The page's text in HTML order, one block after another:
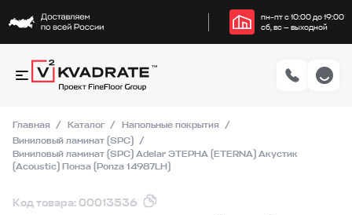
пн–пт с 10:00 до 19:00
сб, вс — выходной
Главная Каталог
Напольные покрытия
Виниловый ламинат (SPC)
Виниловый ламинат (SPC) Adelar ЭТЕРНА (ETERNA) Акустик
(Acoustic) Понза (Ponza 14987LH)
Код товара: 00013536